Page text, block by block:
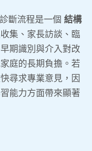
斷流程是一個 結構
集、家長訪談、臨
期識別與介入對改
庭的長期負擔。若
尋求專業意見，因
能力方面帶來顯著